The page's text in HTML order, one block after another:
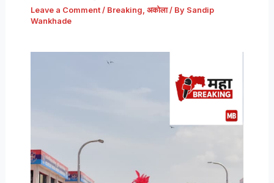
Leave a Comment / Breaking अकोला/ By Sandip
Wankhade